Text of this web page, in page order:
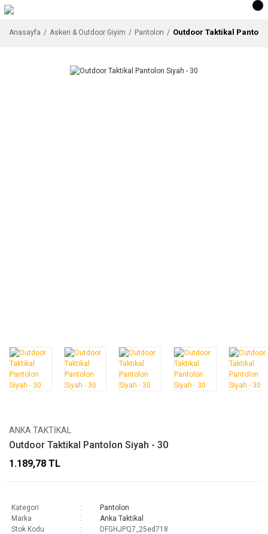
Anasayfa Askeri & Outdoor Giyim Pantolon Outdoor Taktikal
ANKA TAKTIKAL
Outdoor Taktikal Pantolon Siyah - 30
1.189,78 TL
Kategori
Pantolon
Marka
Anka Taktikal
Stok Kodu
DFGHJPQ7_25ed718